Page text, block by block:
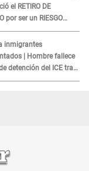
el RETIRO DE
por ser un RIESGO
consumidores: ¿Cuál
inmigrantes
| Hombre fallece
detención del ICE tras
médica"